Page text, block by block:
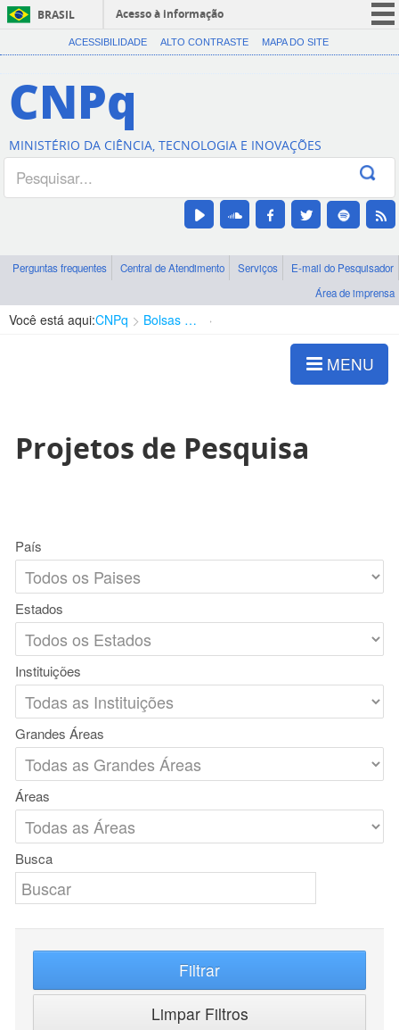
BRASIL
Acesso à informação
CORONAVÍRUS (COVID-19)
Canais
ACESSIBILIDADE ALTO CONTRASTE MAPA DO SITE
CNPq
MINISTÉRIO DA CIÊNCIA, TECNOLOGIA E INOVAÇÕES
Perguntas frequentes Central de Atendimento Serviços
E-mail do Pesquisador
Área de imprensa
Você está aqui:CNPq Bolsas e Auxílios Vigentes
MENU
Projetos de Pesquisa
País
Estados
Instituições
Grandes Áreas
Áreas
Busca
Filtrar
Limpar Filtros